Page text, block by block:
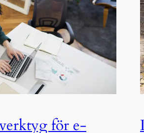
för e-